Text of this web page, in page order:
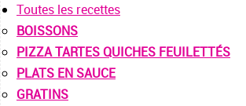
Toutes les recettes
BOISSONS
PIZZA TARTES QUICHES FEUILETTÉS
PLATS EN SAUCE
GRATINS